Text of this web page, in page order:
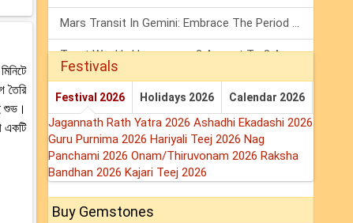
তৈরি
শুভ।
একটি
Mars Transit In Gemini: Embrace The Period Full Of Energy & Intelligence
Tarot Weekly Horoscope: 2 August To 8 August, 2026
Festivals
Festival 2026 Holidays 2026 Calendar 2026
Jagannath Rath Yatra 2026 Ashadhi Ekadashi 2026
Guru Purnima 2026 Hariyali Teej 2026 Nag
Panchami 2026 Onam/Thiruvonam 2026 Raksha
Bandhan 2026 Kajari Teej 2026
Buy Gemstones